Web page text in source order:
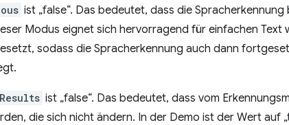
ist „false“. Das bedeutet, dass die
Modus eignet sich hervorragend für einfachen Text
sodass die Spracherkennung auch dann
ist „false“. Das bedeutet, dass vom
die sich nicht ändern. In der Demo ist der Wert auf